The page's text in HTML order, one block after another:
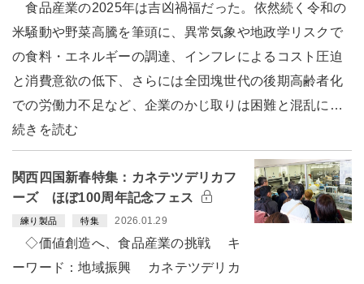
食品産業の2025年は吉凶禍福だった。依然続く令和の
米騒動や野菜高騰を筆頭に、異常気象や地政学リスクで
の食料・エネルギーの調達、インフレによるコスト圧迫
と消費意欲の低下、さらには全団塊世代の後期高齢者化
での労働力不足など、企業のかじ取りは困難と混乱に…
続きを読む
関西四国新春特集：カネテツデリカフ
ーズ ほぼ100周年記念フェス
練り製品 特集 2026.01.29
◇価値創造へ、食品産業の挑戦 キ
ーワード：地域振興 カネテツデリカ